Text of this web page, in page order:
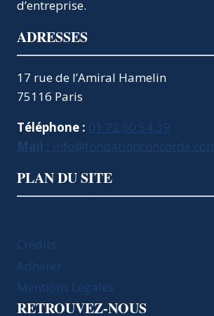
d’entreprise.
ADRESSES
17 rue de l’Amiral Hamelin
75116 Paris
Téléphone : 01.72.60.54.39
Mail :
PLAN DU SITE
Crédits
Adhérer
Mentions Légales
RETROUVEZ-NOUS